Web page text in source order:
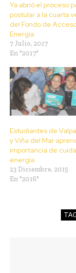
Ya abrió el proceso
postular a la cuarta
del Fondo de
Energía
7 Julio, 2017
En "2017"
Estudiantes de
y Viña del Mar
importancia de
energía
23 Diciembre, 2015
En "2016"